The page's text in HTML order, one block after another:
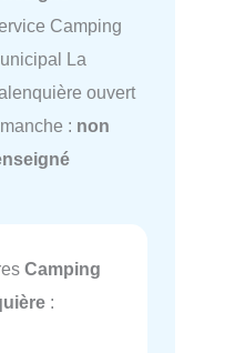
Camping
La
ouvert
: non
Camping
: